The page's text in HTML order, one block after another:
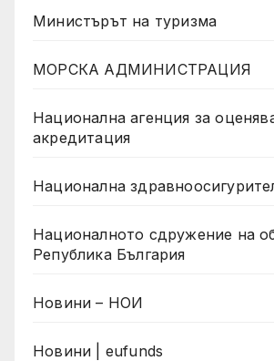
Министърът на туризма
МОРСКА АДМИНИСТРАЦИЯ
Национална агенция за
акредитация
Национална
Националното сдружение на
Република България
Новини – НОИ
Новини | eufunds